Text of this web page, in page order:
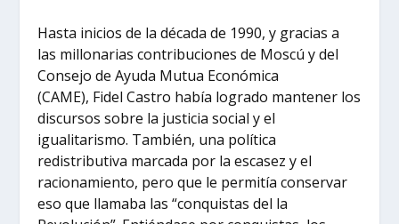
Hasta inicios de la década de 1990, y gracias a
las millonarias contribuciones de Moscú y del
Consejo de Ayuda Mutua Económica
(CAME), Fidel Castro había logrado mantener los
discursos sobre la justicia social y el
igualitarismo. También, una política
redistributiva marcada por la escasez y el
racionamiento, pero que le permitía conservar
eso que llamaba las “conquistas del la